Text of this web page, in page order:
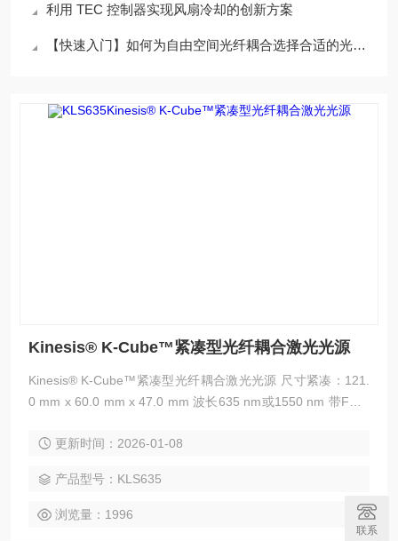
利用 TEC 控制器实现风扇冷却的创新方案
【快速入门】如何为自由空间光纤耦合选择合适的光学元件？
Kinesis® K-Cube™紧凑型光纤耦合激光光源
Kinesis® K-Cube™紧凑型光纤耦合激光光源 尺寸紧凑：121.
0 mm x 60.0 mm x 47.0 mm 波长635 nm或1550 nm 带FC/P
连接，便于PC远程操作
更新时间：2026-01-08
产品型号：KLS635
浏览量：1996
联系